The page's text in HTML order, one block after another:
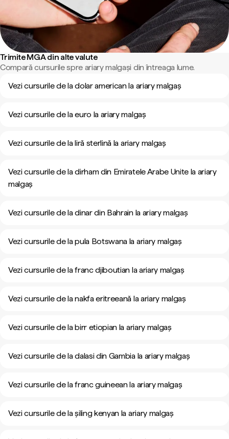
Trimite MGA din alte valute
Compară cursurile spre ariary malgași din întreaga lume.
Vezi cursurile de la dolar american la ariary malgaș
Vezi cursurile de la euro la ariary malgaș
Vezi cursurile de la liră sterlină la ariary malgaș
Vezi cursurile de la dirham din Emiratele Arabe Unite la ariary
malgaș
Vezi cursurile de la dinar din Bahrain la ariary malgaș
Vezi cursurile de la pula Botswana la ariary malgaș
Vezi cursurile de la franc djiboutian la ariary malgaș
Vezi cursurile de la nakfa eritreeană la ariary malgaș
Vezi cursurile de la birr etiopian la ariary malgaș
Vezi cursurile de la dalasi din Gambia la ariary malgaș
Vezi cursurile de la franc guineean la ariary malgaș
Vezi cursurile de la șiling kenyan la ariary malgaș